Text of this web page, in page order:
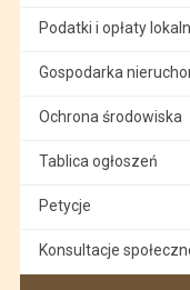
Podatki i opłaty
Gospodarka
Ochrona środowiska
Tablica ogłoszeń
Petycje
Konsultacje